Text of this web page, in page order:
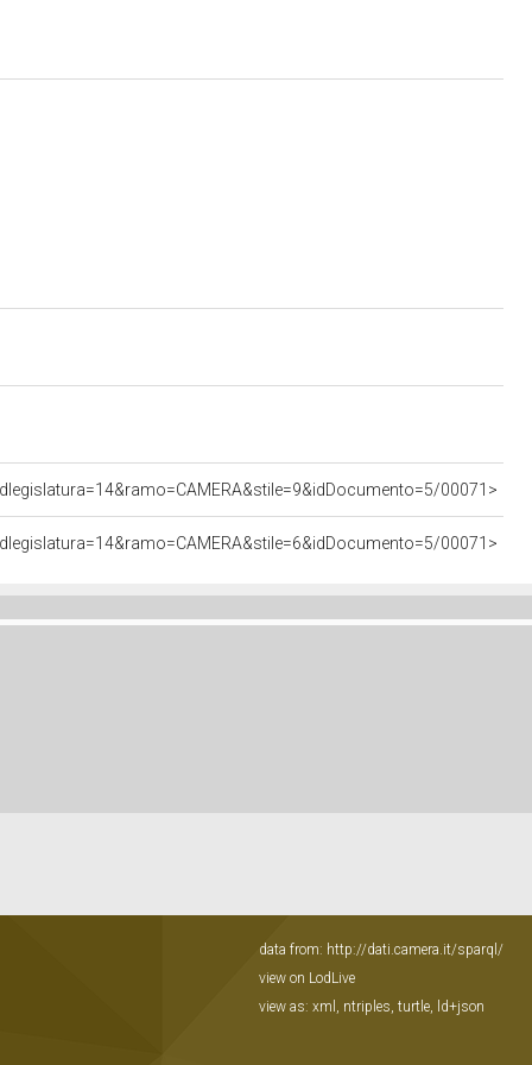
00071>
00071>
data from: http://dati.camera.it/sparql/
view on LodLive
view as: xml , ntriples, turtle, ld+json